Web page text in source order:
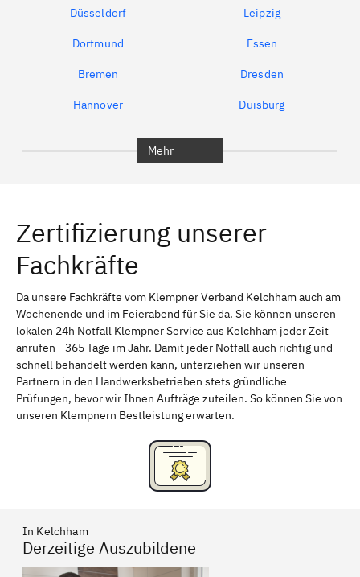
Düsseldorf Leipzig
Dortmund Essen
Bremen Dresden
Hannover Duisburg
Erlangen Bamberg
Bayreuth
Schweinfurt Passau
Freising Rudelsdorf, Mittelfranken
Mehr
Zertifizierung unserer
Fachkräfte
Da unsere Fachkräfte vom Klempner Verband Kelchham auch am
Wochenende und im Feierabend für Sie da. Sie können unseren
lokalen 24h Notfall Klempner Service aus Kelchham jeder Zeit
anrufen - 365 Tage im Jahr. Damit jeder Notfall auch richtig und
schnell behandelt werden kann, unterziehen wir unseren
Partnern in den Handwerksbetrieben stets gründliche
Prüfungen, bevor wir Ihnen Aufträge zuteilen. So können Sie von
unseren Klempnern Bestleistung erwarten.
In Kelchham
Derzeitige Auszubildene